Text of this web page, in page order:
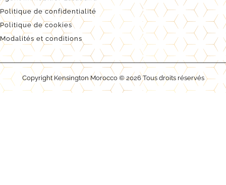
Politique de confidentialité
Politique de cookies
Modalités et conditions
Copyright Kensington Morocco © 2026 Tous droits réservés